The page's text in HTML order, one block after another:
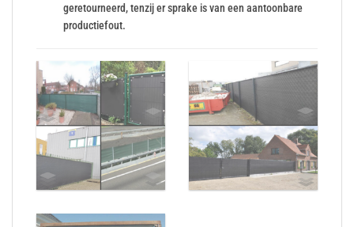
geretourneerd, tenzij er sprake is van een aantoonbare
productiefout.